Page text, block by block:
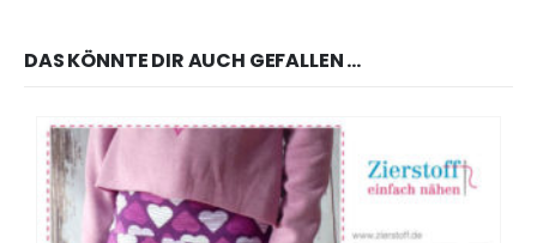
DAS KÖNNTE DIR AUCH GEFALLEN …